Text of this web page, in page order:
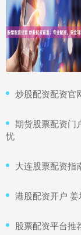
炒股配资配资官
期货股票配资门
忧
大连股票配资指
港股配资开户
股票配资平台推